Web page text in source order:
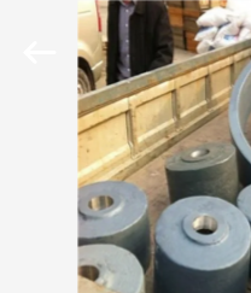
उत्पादों